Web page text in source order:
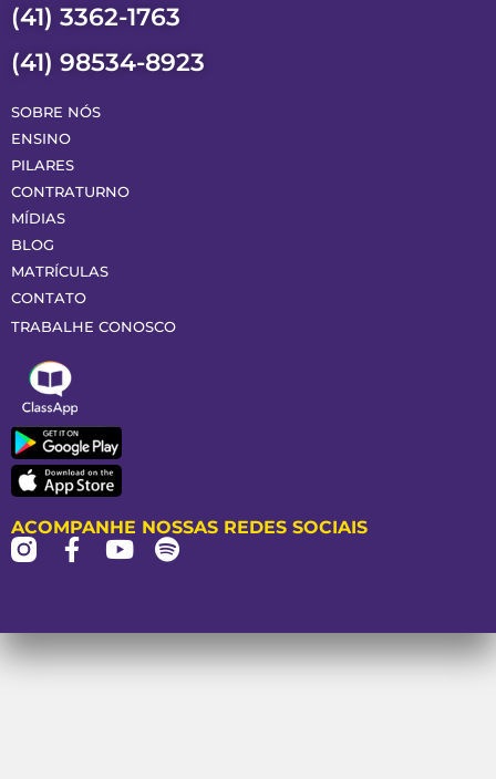
(41) 3362-1763
(41) 98534-8923
SOBRE NÓS
ENSINO
PILARES
CONTRATURNO
MÍDIAS
BLOG
MATRÍCULAS
CONTATO
TRABALHE CONOSCO
ACOMPANHE NOSSAS REDES SOCIAIS